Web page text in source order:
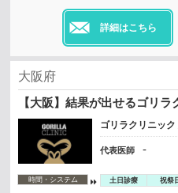
詳細はこちら
大阪府
【大阪】結果が出せるゴリラ
ゴリラクリニッ
代表医師 -
時間・システム 土日診療 祝祭